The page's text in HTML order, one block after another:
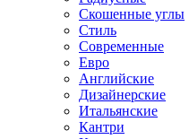
Скошенные углы
Стиль
Современные
Евро
Английские
Дизайнерские
Итальянские
Кантри